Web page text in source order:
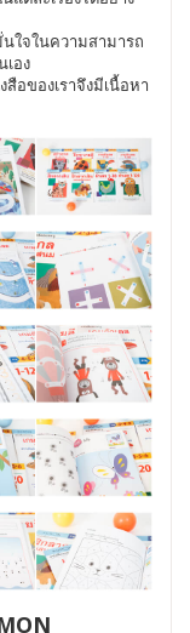
ใจในความสามารถ
อง
อของเราจึงมีเนื้อหา